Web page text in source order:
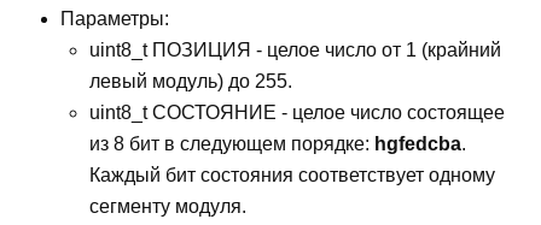
Параметры:
uint8_t ПОЗИЦИЯ - целое число от 1 (крайний
левый модуль) до 255.
uint8_t СОСТОЯНИЕ - целое число состоящее
из 8 бит в следующем порядке: hgfedcba.
Каждый бит состояния соответствует одному
сегменту модуля.